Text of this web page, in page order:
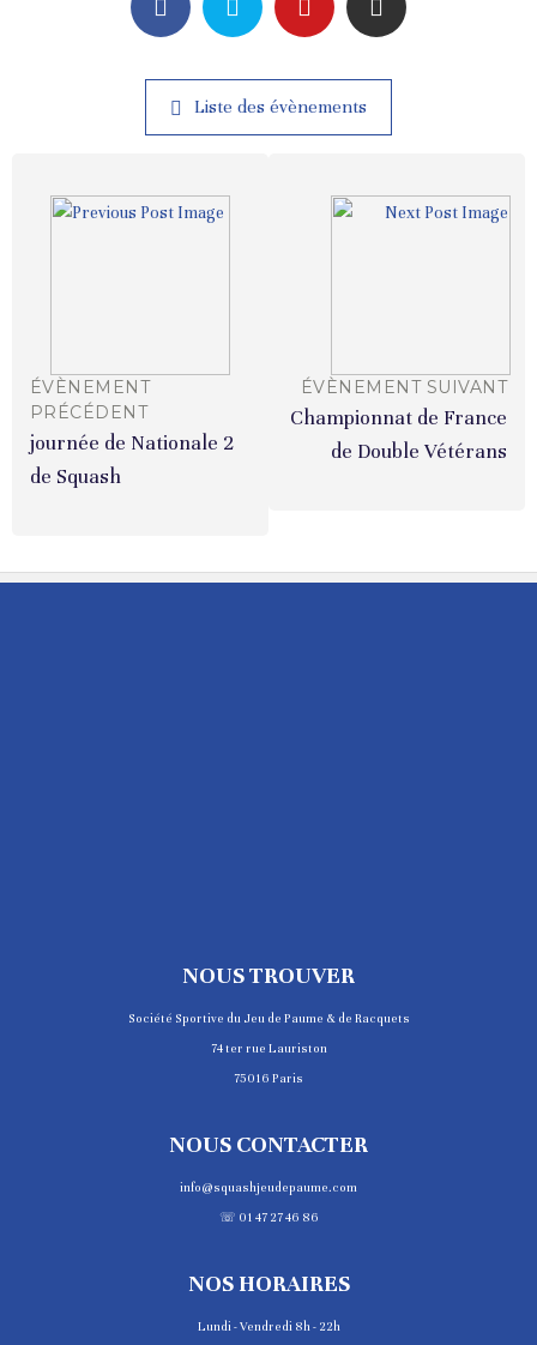
Liste des évènements
ÉVÈNEMENT
PRÉCÉDENT
journée de Nationale 2
de Squash
ÉVÈNEMENT SUIVANT
Championnat de France
de Double Vétérans
NOUS TROUVER
Société Sportive du Jeu de Paume & de Racquets
74 ter rue Lauriston
75016 Paris
NOUS CONTACTER
info@squashjeudepaume.com
☏ 01 47 27 46 86
NOS HORAIRES
Lundi - Vendredi 8h - 22h